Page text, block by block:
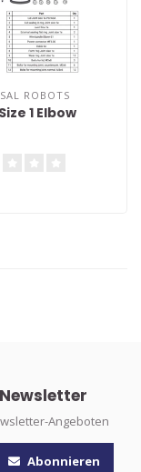
ROBOTS
1 Elbow
Angeboten
Abonnieren